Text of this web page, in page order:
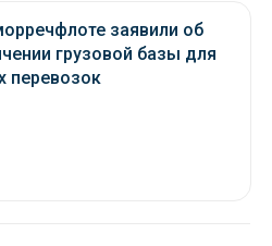
заявили об
грузовой базы для
перевозок